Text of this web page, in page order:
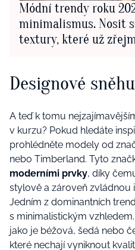
Módní trendy roku
minimalismus. Nosit
textury, které už
Designové
A teď k tomu
v kurzu? Pokud hledáte
prohlédněte modely od
nebo Timberland. Tyto
moderními prvky, díky
stylově a zároveň zvládnou
Jedním z dominantních
s minimalistickým
jako je béžová, šedá nebo
které nechají vyniknout